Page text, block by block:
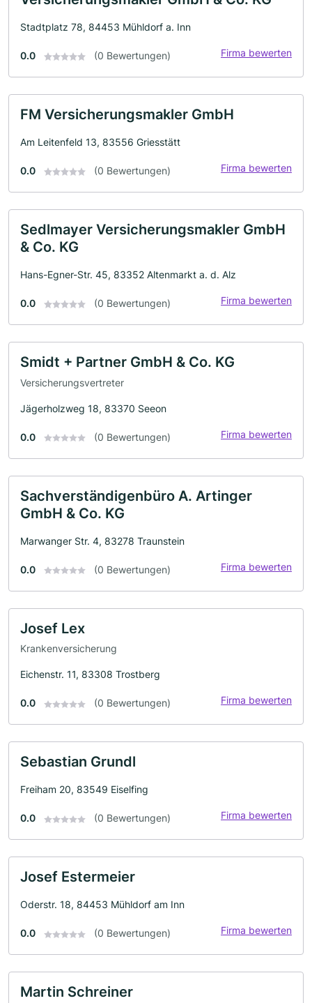
Stadtplatz 78, 84453 Mühldorf a. Inn
0.0 (0 Bewertungen) Firma bewerten
FM Versicherungsmakler GmbH
Am Leitenfeld 13, 83556 Griesstätt
0.0 (0 Bewertungen) Firma bewerten
Sedlmayer Versicherungsmakler GmbH
& Co. KG
Hans-Egner-Str. 45, 83352 Altenmarkt a. d. Alz
0.0 (0 Bewertungen) Firma bewerten
Smidt + Partner GmbH & Co. KG
Versicherungsvertreter
Jägerholzweg 18, 83370 Seeon
0.0 (0 Bewertungen) Firma bewerten
Sachverständigenbüro A. Artinger
GmbH & Co. KG
Marwanger Str. 4, 83278 Traunstein
0.0 (0 Bewertungen) Firma bewerten
Josef Lex
Krankenversicherung
Eichenstr. 11, 83308 Trostberg
0.0 (0 Bewertungen) Firma bewerten
Sebastian Grundl
Freiham 20, 83549 Eiselfing
0.0 (0 Bewertungen) Firma bewerten
Josef Estermeier
Oderstr. 18, 84453 Mühldorf am Inn
0.0 (0 Bewertungen) Firma bewerten
Martin Schreiner